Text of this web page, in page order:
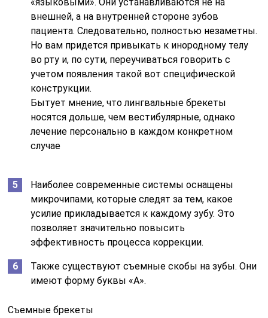
внешней, а на внутренней стороне зубов
пациента. Следовательно, полностью незаметны.
Но вам придется привыкать к инородному телу
во рту и, по сути, переучиваться говорить с
учетом появления такой вот специфической
конструкции.
Бытует мнение, что лингвальные брекеты
носятся дольше, чем вестибулярные, однако
лечение персонально в каждом конкретном
случае
Наиболее современные системы оснащены
микрочипами, которые следят за тем, какое
усилие прикладывается к каждому зубу. Это
позволяет значительно повысить
эффективность процесса коррекции.
Также существуют съемные скобы на зубы. Они
имеют форму буквы «А».
Съемные брекеты